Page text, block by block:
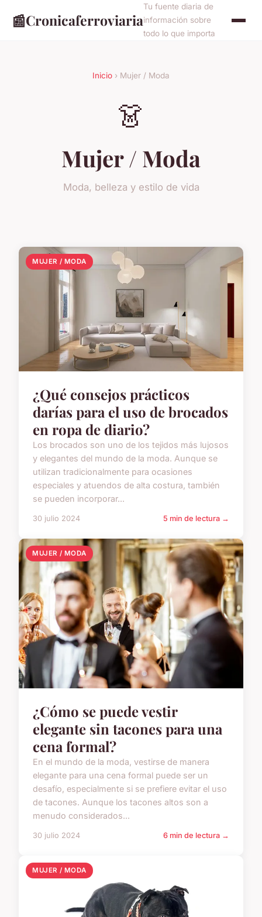
📰Cronicaferroviaria
Tu fuente diaria de
información sobre
todo lo que importa
Inicio › Mujer / Moda
👗
Mujer / Moda
Moda, belleza y estilo de vida
MUJER / MODA
¿Qué consejos prácticos
darías para el uso de brocados
en ropa de diario?
Los brocados son uno de los tejidos más lujosos
y elegantes del mundo de la moda. Aunque se
utilizan tradicionalmente para ocasiones
especiales y atuendos de alta costura, también
se pueden incorporar...
30 julio 2024 5 min de lectura →
MUJER / MODA
¿Cómo se puede vestir
elegante sin tacones para una
cena formal?
En el mundo de la moda, vestirse de manera
elegante para una cena formal puede ser un
desafío, especialmente si se prefiere evitar el uso
de tacones. Aunque los tacones altos son a
menudo considerados...
30 julio 2024 6 min de lectura →
MUJER / MODA